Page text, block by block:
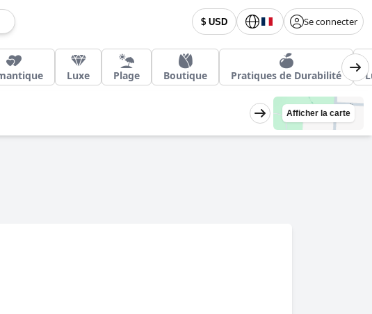
$ USD Se connecter
Luxe Plage Boutique Pratiques de Durabilité
Afficher la carte